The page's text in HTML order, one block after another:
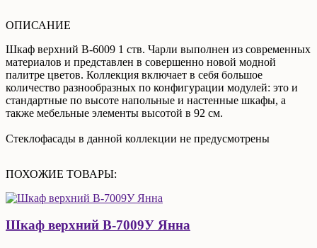
ОПИСАНИЕ
Шкаф верхний В-6009 1 ств. Чарли выполнен из современных
материалов и представлен в совершенно новой модной
палитре цветов. Коллекция включает в себя большое
количество разнообразных по конфигурации модулей: это и
стандартные по высоте напольные и настенные шкафы, а
также мебельные элементы высотой в 92 см.
Стеклофасады в данной коллекции не предусмотрены
ПОХОЖИЕ ТОВАРЫ:
Шкаф верхний В-7009У Янна